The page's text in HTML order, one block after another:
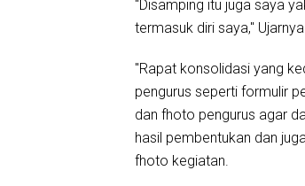
"Disamping itu juga saya
termasuk diri saya,"
"Rapat konsolidasi yang
pengurus seperti formulir
dan fhoto pengurus agar
hasil pembentukan dan
fhoto kegiatan.